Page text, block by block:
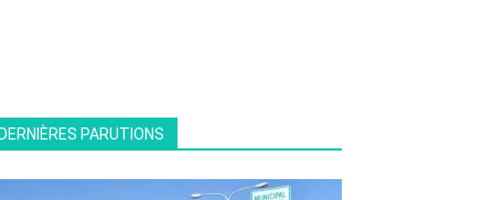
PARUTIONS